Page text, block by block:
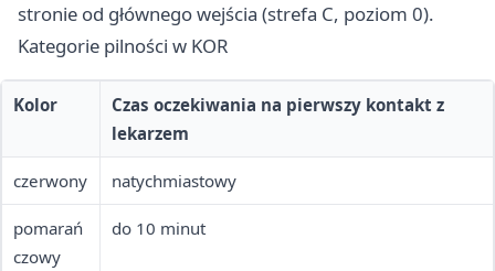
stronie od głównego wejścia (strefa C, poziom 0).
Kategorie pilności w KOR
Kolor
Czas oczekiwania na pierwszy kontakt z
lekarzem
czerwony natychmiastowy
pomarań
czowy
do 10 minut